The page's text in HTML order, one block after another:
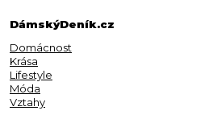
DámskýDeník.cz
Domácnost
Krása
Lifestyle
Móda
Vztahy